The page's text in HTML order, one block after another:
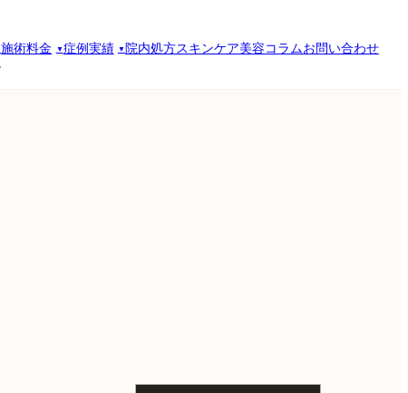
施術料金 症例実績 院内処方スキンケア美容コラムお問い合わせ